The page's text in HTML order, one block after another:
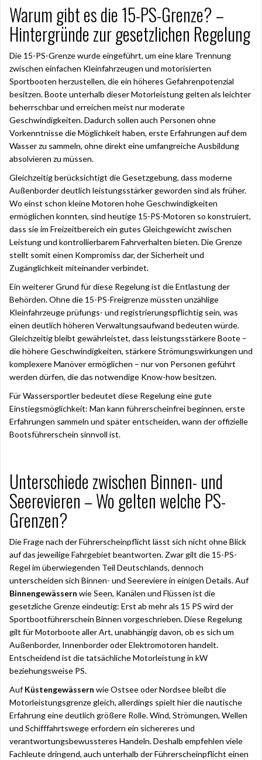
Warum gibt es die 15-PS-Grenze? –
Hintergründe zur gesetzlichen Regelung
Die 15-PS-Grenze wurde eingeführt, um eine klare Trennung
zwischen einfachen Kleinfahrzeugen und motorisierten
Sportbooten herzustellen, die ein höheres Gefahrenpotenzial
besitzen. Boote unterhalb dieser Motorleistung gelten als leichter
beherrschbar und erreichen meist nur moderate
Geschwindigkeiten. Dadurch sollen auch Personen ohne
Vorkenntnisse die Möglichkeit haben, erste Erfahrungen auf dem
Wasser zu sammeln, ohne direkt eine umfangreiche Ausbildung
absolvieren zu müssen.
Gleichzeitig berücksichtigt die Gesetzgebung, dass moderne
Außenborder deutlich leistungsstärker geworden sind als früher.
Wo einst schon kleine Motoren hohe Geschwindigkeiten
ermöglichen konnten, sind heutige 15-PS-Motoren so konstruiert,
dass sie im Freizeitbereich ein gutes Gleichgewicht zwischen
Leistung und kontrollierbarem Fahrverhalten bieten. Die Grenze
stellt somit einen Kompromiss dar, der Sicherheit und
Zugänglichkeit miteinander verbindet.
Ein weiterer Grund für diese Regelung ist die Entlastung der
Behörden. Ohne die 15-PS-Freigrenze müssten unzählige
Kleinfahrzeuge prüfungs- und registrierungspflichtig sein, was
einen deutlich höheren Verwaltungsaufwand bedeuten würde.
Gleichzeitig bleibt gewährleistet, dass leistungsstärkere Boote –
die höhere Geschwindigkeiten, stärkere Strömungswirkungen und
komplexere Manöver ermöglichen – nur von Personen geführt
werden dürfen, die das notwendige Know-how besitzen.
Für Wassersportler bedeutet diese Regelung eine gute
Einstiegsmöglichkeit: Man kann führerscheinfrei beginnen, erste
Erfahrungen sammeln und später entscheiden, wann der offizielle
Bootsführerschein sinnvoll ist.
Unterschiede zwischen Binnen- und
Seerevieren – Wo gelten welche PS-
Grenzen?
Die Frage nach der Führerscheinpflicht lässt sich nicht ohne Blick
auf das jeweilige Fahrgebiet beantworten. Zwar gilt die 15-PS-
Regel im überwiegenden Teil Deutschlands, dennoch
unterscheiden sich Binnen- und Seereviere in einigen Details. Auf
Binnengewässern wie Seen, Kanälen und Flüssen ist die
gesetzliche Grenze eindeutig: Erst ab mehr als 15 PS wird der
Sportbootführerschein Binnen vorgeschrieben. Diese Regelung
gilt für Motorboote aller Art, unabhängig davon, ob es sich um
Außenborder, Innenborder oder Elektromotoren handelt.
Entscheidend ist die tatsächliche Motorleistung in kW
beziehungsweise PS.
AufKüstengewässern wie Ostsee oder Nordsee bleibt die
Motorleistungsgrenze gleich, allerdings spielt hier die nautische
Erfahrung eine deutlich größere Rolle. Wind, Strömungen, Wellen
und Schifffahrtswege erfordern ein sichereres und
verantwortungsbewussteres Handeln. Deshalb empfehlen viele
Fachleute dringend, auch unterhalb der Führerscheinpflicht einen